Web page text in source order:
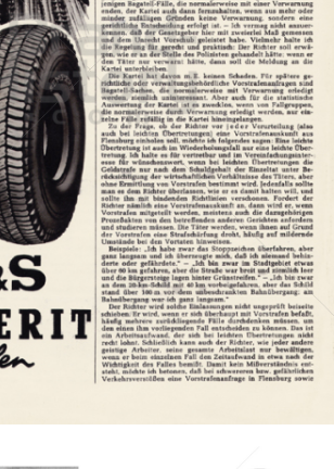
Semperit Aktiengesellschaft Holding 1959